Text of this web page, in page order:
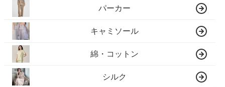
パーカー
キャミソール
綿・コットン
シルク